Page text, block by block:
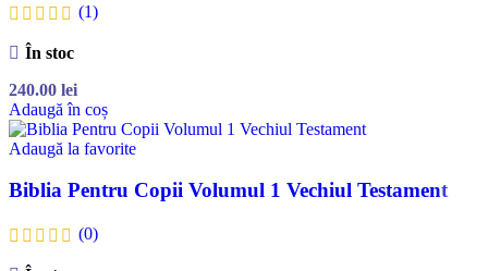
(1)
În stoc
240.00 lei
Adaugă în coș
Adaugă la favorite
Biblia Pentru Copii Volumul 1 Vechiul Testament
(0)